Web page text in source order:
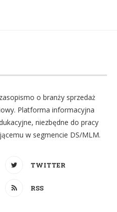
o branży sprzedaż
Platforma informacyjna
niezbędne do pracy
w segmencie DS/MLM.
TWITTER
RSS